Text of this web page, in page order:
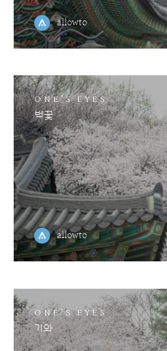
allowto
ONE'S EYES
벚꽃
allowto
ONE'S EYES
기와